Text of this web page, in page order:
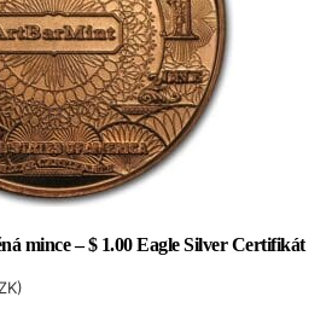
mince – $ 1.00 Eagle Silver Certifikát
)